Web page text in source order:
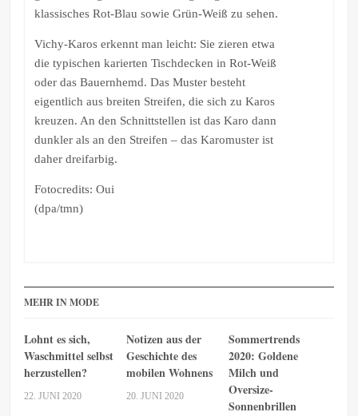
klassisches Rot-Blau sowie Grün-Weiß zu sehen.
Vichy-Karos erkennt man leicht: Sie zieren etwa
die typischen karierten Tischdecken in Rot-Weiß
oder das Bauernhemd. Das Muster besteht
eigentlich aus breiten Streifen, die sich zu Karos
kreuzen. An den Schnittstellen ist das Karo dann
dunkler als an den Streifen – das Karomuster ist
daher dreifarbig.
Fotocredits: Oui
(dpa/tmn)
MEHR IN MODE
Lohnt es sich,
Waschmittel selbst
herzustellen?
22. JUNI 2020
Notizen aus der
Geschichte des
mobilen Wohnens
20. JUNI 2020
Sommertrends
2020: Goldene
Milch und
Oversize-
Sonnenbrillen